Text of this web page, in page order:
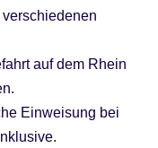
auf dem Rhein
Einweisung bei